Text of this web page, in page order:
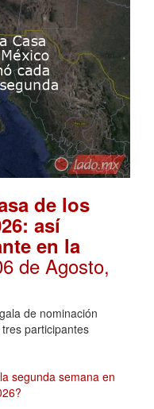
de los
así
en la
de Agosto,
de nominación
participantes